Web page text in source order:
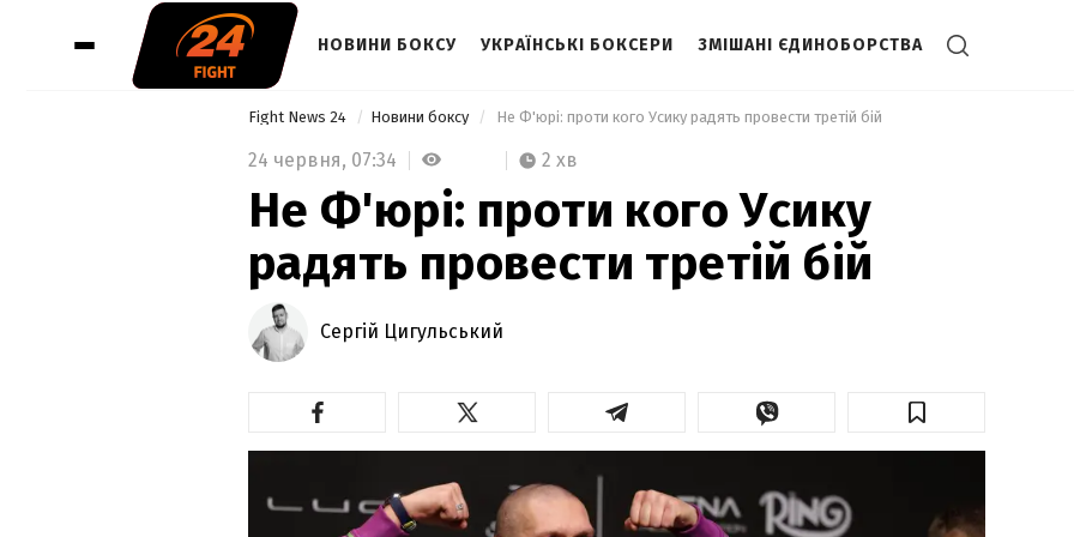
НОВИНИ БОКСУ УКРАЇНСЬКІ БОКСЕРИ ЗМІШАНІ ЄДИНОБОРСТВА
Fight News 24 Новини боксу Не Ф'юрі: проти кого Усику радять провести третій бій
24 червня, 07:34 2 хв
Не Ф'юрі: проти кого Усику
радять провести третій бій
Сергій Цигульський